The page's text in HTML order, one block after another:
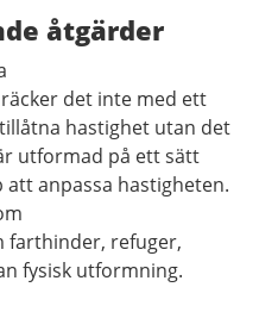
åtgärder
det inte med ett
hastighet utan det
utformad på ett sätt
anpassa hastigheten.
farthinder, refuger,
fysisk utformning.